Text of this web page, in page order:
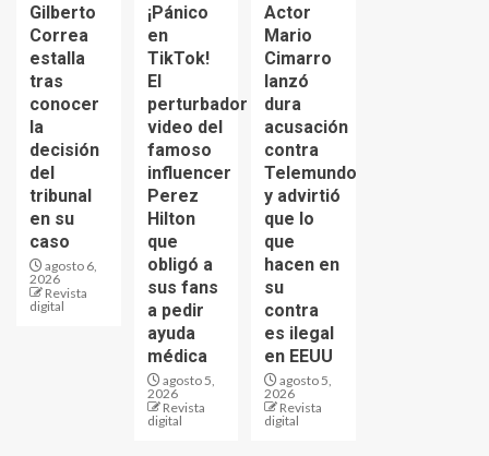
Gilberto
Correa
estalla
tras
conocer
la
decisión
del
tribunal
en su
caso
agosto 6,
2026
Revista
digital
¡Pánico
en
TikTok!
El
perturbador
video del
famoso
influencer
Perez
Hilton
que
obligó a
sus fans
a pedir
ayuda
médica
agosto 5,
2026
Revista
digital
Actor
Mario
Cimarro
lanzó
dura
acusación
contra
Telemundo
y advirtió
que lo
que
hacen en
su
contra
es ilegal
en EEUU
agosto 5,
2026
Revista
digital